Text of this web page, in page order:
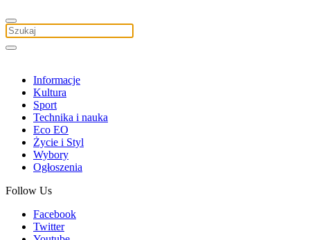
Informacje
Kultura
Sport
Technika i nauka
Eco EO
Życie i Styl
Wybory
Ogłoszenia
Follow Us
Facebook
Twitter